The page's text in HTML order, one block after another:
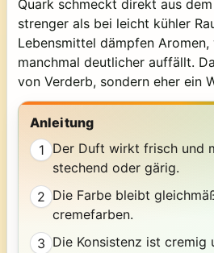
Quark schmeckt direkt aus
strenger als bei leicht kühler
Lebensmittel dämpfen
manchmal deutlicher auffällt.
von Verderb, sondern eher ein
Anleitung
1 Der Duft wirkt frisch und
stechend oder gärig.
2 Die Farbe bleibt
cremefarben.
3 Die Konsistenz ist cremig